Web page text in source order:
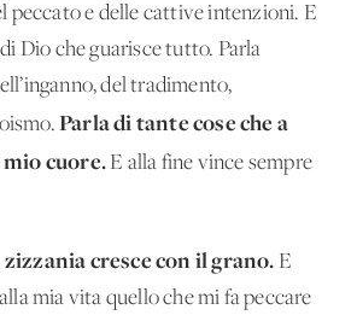
peccato e delle cattive intenzioni. E
Dio che guarisce tutto. Parla
del tradimento,
Parla di tante cose che a
cuore.E alla fine vince sempre
cresce con il grano. E
mia vita quello che mi fa peccare